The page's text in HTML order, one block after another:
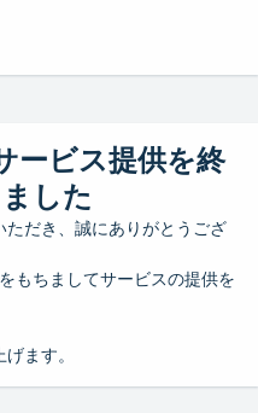
ービス提供を終
した
だき、誠にありがとうござ
もちましてサービスの提供を
ます。